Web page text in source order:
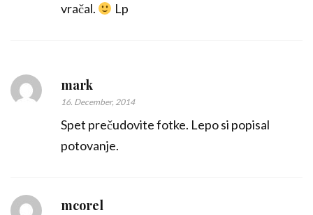
vračal.
Lp
mark
16. December, 2014
Spet prečudovite fotke. Lepo si popisal
potovanje.
mcorel